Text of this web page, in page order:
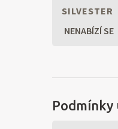
SILVESTER
NENABÍZÍ SE